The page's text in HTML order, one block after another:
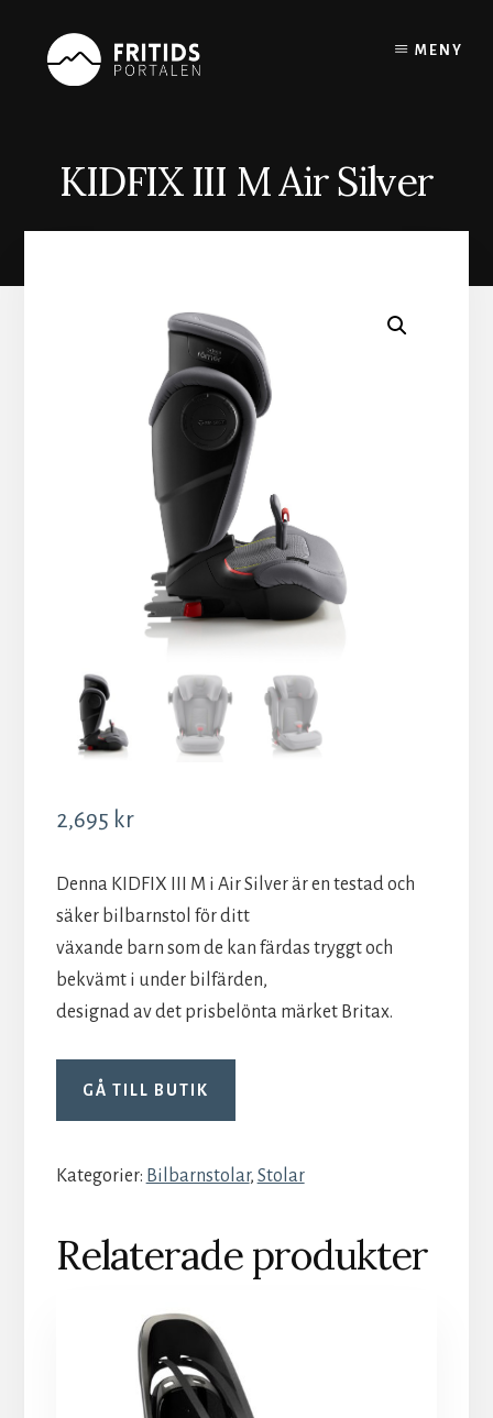
content
MENY
KIDFIX III M Air Silver
2,695 kr
Denna KIDFIX III M i Air Silver är en testad och
säker bilbarnstol för ditt
växande barn som de kan färdas tryggt och
bekvämt i under bilfärden,
designad av det prisbelönta märket Britax.
GÅ TILL BUTIK
Kategorier: Bilbarnstolar, Stolar
Relaterade produkter